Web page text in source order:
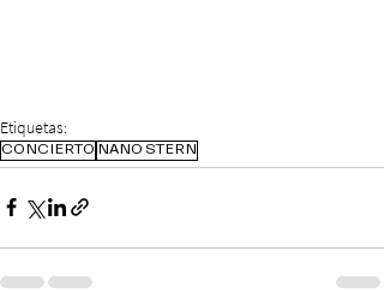
Etiquetas:
CONCIERTO NANO STERN